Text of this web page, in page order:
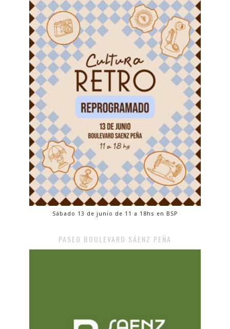
Sábado 13 de junio de 11 a 18hs en BSP
PASEO BOULEVARD SÁENZ PEÑA